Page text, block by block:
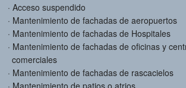
Acceso suspendido
Mantenimiento de fachadas de aeropuertos
Mantenimiento de fachadas de Hospitales
Mantenimiento de fachadas de oficinas y
comerciales
Mantenimiento de fachadas de rascacielos
Mantenimiento de patios o atrios